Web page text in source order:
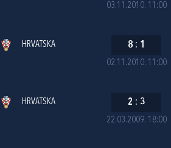
03.11.2010. 11:00
02.11.2010. 11:00
HRVATSKA 8 : 1
22.03.2009. 18:00
HRVATSKA 2 : 3